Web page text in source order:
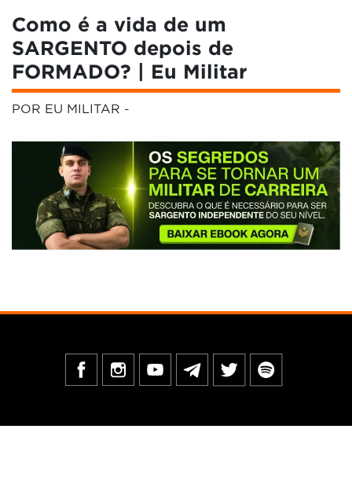
Como é a vida de um
SARGENTO depois de
FORMADO? | Eu Militar
POR EU MILITAR -